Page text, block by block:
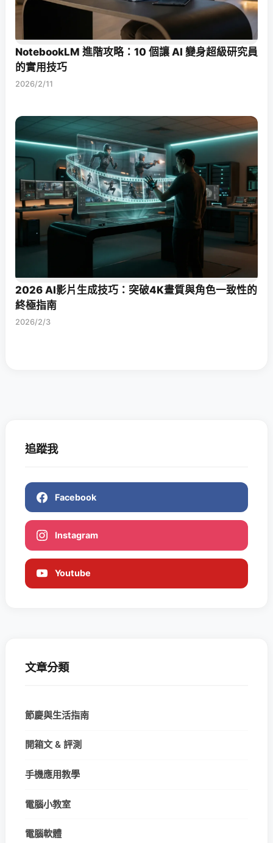
NotebookLM 進階攻略：10 個讓 AI 變身超級研究員
的實用技巧
2026/2/11
2026 AI影片生成技巧：突破4K畫質與角色一致性的
終極指南
2026/2/3
追蹤我
Facebook
Instagram
Youtube
文章分類
節慶與生活指南
開箱文 & 評測
手機應用教學
電腦小教室
電腦軟體